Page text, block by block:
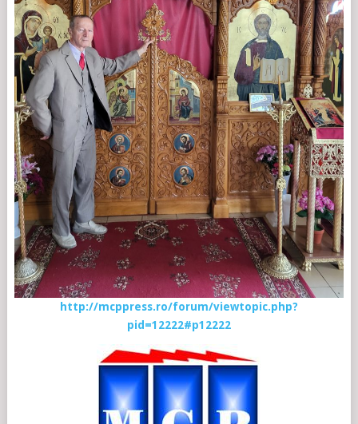
http://mcppress.ro/forum/viewtopic.php?
pid=12222#p12222